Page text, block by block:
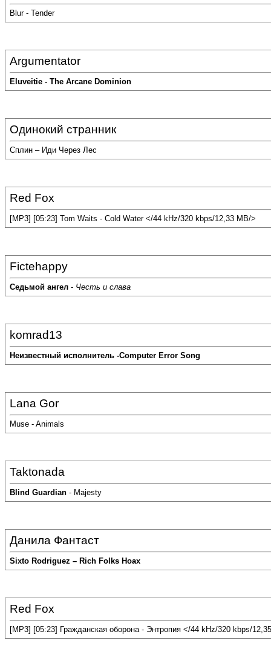
Blur - Tender
Argumentator
Eluveitie - The Arcane Dominion
Одинокий странник
Сплин – Иди Через Лес
Red Fox
[MP3] [05:23] Tom Waits - Cold Water </44 kHz/320 kbps/12,33 MB/>
Fictehappy
Седьмой ангел - Честь и слава
komrad13
Неизвестный исполнитель -Computer Error Song
Lana Gor
Muse - Animals
Taktonada
Blind Guardian - Majesty
Данила Фантаст
Sixto Rodriguez – Rich Folks Hoax
Red Fox
[MP3] [05:23] Гражданская оборона - Энтропия </44 kHz/320 kbps/